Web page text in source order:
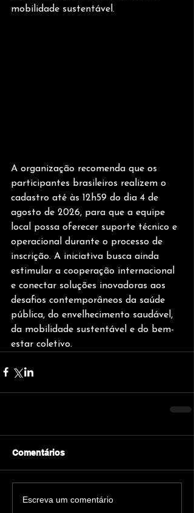
mobilidade sustentável.
A organização recomenda que os
participantes brasileiros realizem o
cadastro até às 12h59 do dia 4 de
agosto de 2026, para que a equipe
local possa oferecer suporte técnico e
operacional durante o processo de
inscrição. A iniciativa busca ainda
estimular a cooperação internacional
e conectar soluções inovadoras aos
desafios contemporâneos da saúde
pública, do envelhecimento saudável,
da mobilidade sustentável e do bem-
estar coletivo.
Comentários
Escreva um comentário